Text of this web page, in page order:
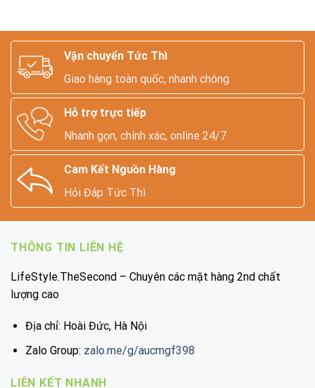
Vận chuyển Tức Thì
Giao hàng toàn quốc, nhanh chóng.
Hỗ trợ trực tiếp
Nhanh gọn, chính xác, online 24/7
Cam Kết Nguồn Hàng
Hỏi Đáp Tức Thì
THÔNG TIN LIÊN HỆ
LifeStyle.TheSecond – Chuyên các mặt hàng 2nd chất
lượng cao
Địa chỉ: Hoài Đức, Hà Nội
Zalo Group: zalo.me/g/aucmgf398
LIÊN KẾT NHANH